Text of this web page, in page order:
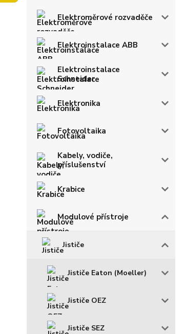
Elektroměrové rozvaděče
Elektroinstalace ABB
Elektroinstalace
Schneider
Elektronika
Fotovoltaika
Kabely, vodiče,
příslušenství
Krabice
Modulové přístroje
Jističe
Jističe Eaton (Moeller)
Jističe OEZ
Jističe SEZ